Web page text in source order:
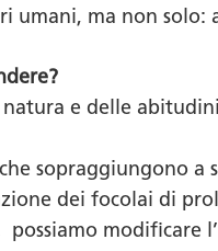
umani, ma non
natura e delle
sopraggiungono a
dei focolai di
modificare